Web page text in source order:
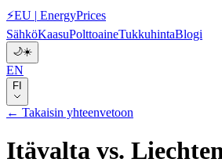
⚡EU | EnergyPrices
SähköKaasuPolttoaineTukkuhintaBlogi
🌙☀️
EN
FI
← Takaisin yhteenvetoon
Itävalta vs.